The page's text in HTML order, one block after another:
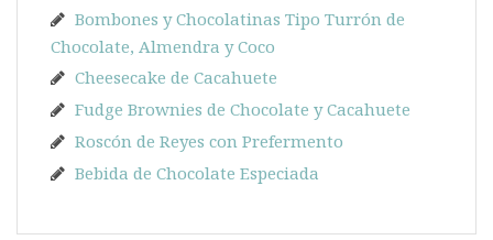
Bombones y Chocolatinas Tipo Turrón de
Chocolate, Almendra y Coco
Cheesecake de Cacahuete
Fudge Brownies de Chocolate y Cacahuete
Roscón de Reyes con Prefermento
Bebida de Chocolate Especiada